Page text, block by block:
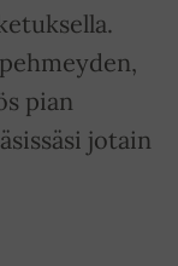
pian
jotain